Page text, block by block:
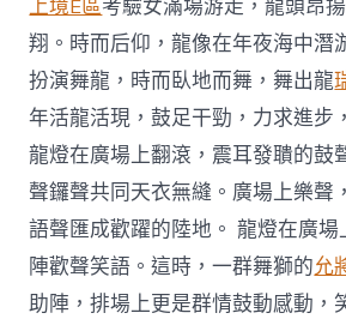
上境E區考驗女滿場游走，龍頭昂
翔。時而后仰，龍像在年夜海中潛
扮演舞龍，時而臥地而舞，舞出龍
年活龍活現，鼓足干勁，力求進步
龍燈在廣場上翻滾，震耳發聵的鼓
聲鑼聲共同天衣無縫。廣場上樂聲
語聲匯成歡躍的陸地。 龍燈在廣
陣歡聲笑語。這時，一群舞獅的允
助陣，排場上更是群情鼓動感動，